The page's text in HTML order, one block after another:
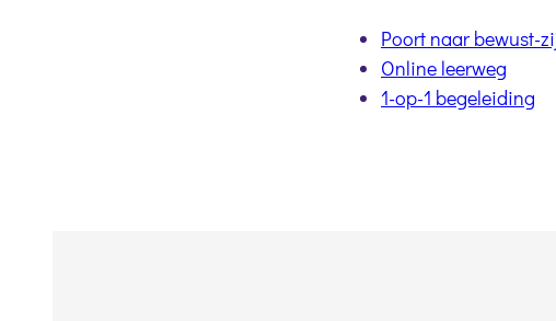
Poort naar bewust-
Online leerweg
1-op-1 begeleiding